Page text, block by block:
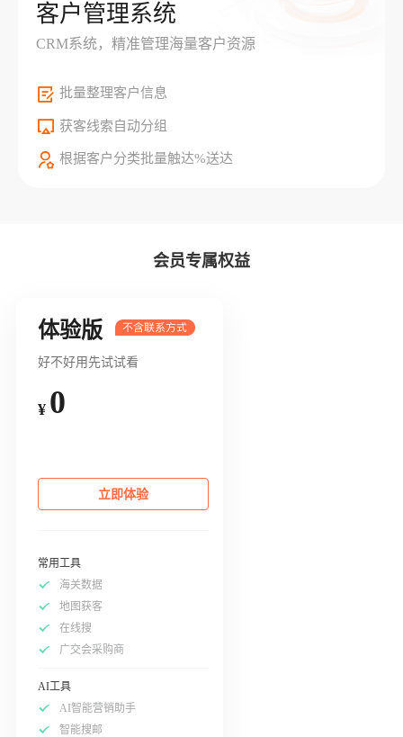
客户管理系统
CRM系统，精准管理海量客户资源
批量整理客户信息
获客线索自动分组
根据客户分类批量触达%送达
会员专属权益
体验版
好不好用先试试看
¥ 0
立即体验
常用工具
海关数据
地图获客
在线搜
广交会采购商
AI工具
AI智能营销助手
智能搜邮